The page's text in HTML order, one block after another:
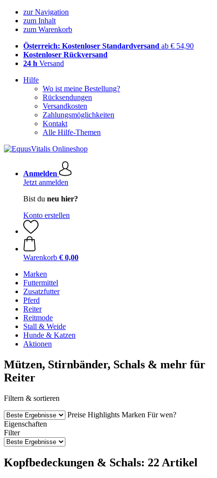
zur Navigation
zum Inhalt
zum Warenkorb
Österreich: Kostenloser Standardversand ab € 54,90
Kostenloser Rückversand
24 h Versand
Hilfe
Wo ist meine Bestellung?
Rücksendungen
Versandkosten
Zahlungsmöglichkeiten
Kontakt
Alle Hilfe-Themen
Anmelden
Jetzt anmelden
Bist du neu hier?
Konto erstellen
Warenkorb € 0,00
Marken
Futtermittel
Zusatzfutter
Pferd
Reiter
Reitmode
Stall & Weide
Hunde & Katzen
Aktionen
Mützen, Stirnbänder, Schals & mehr für
Reiter
Filtern & sortieren
Preise Highlights Marken Für wen?
Eigenschaften
Filter
Kopfbedeckungen & Schals: 22 Artikel